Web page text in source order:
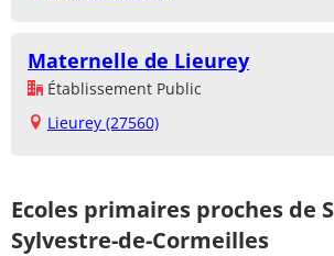
Maternelle de Lieurey
Établissement Public
Lieurey (27560)
Ecoles primaires proches de
Sylvestre-de-Cormeilles